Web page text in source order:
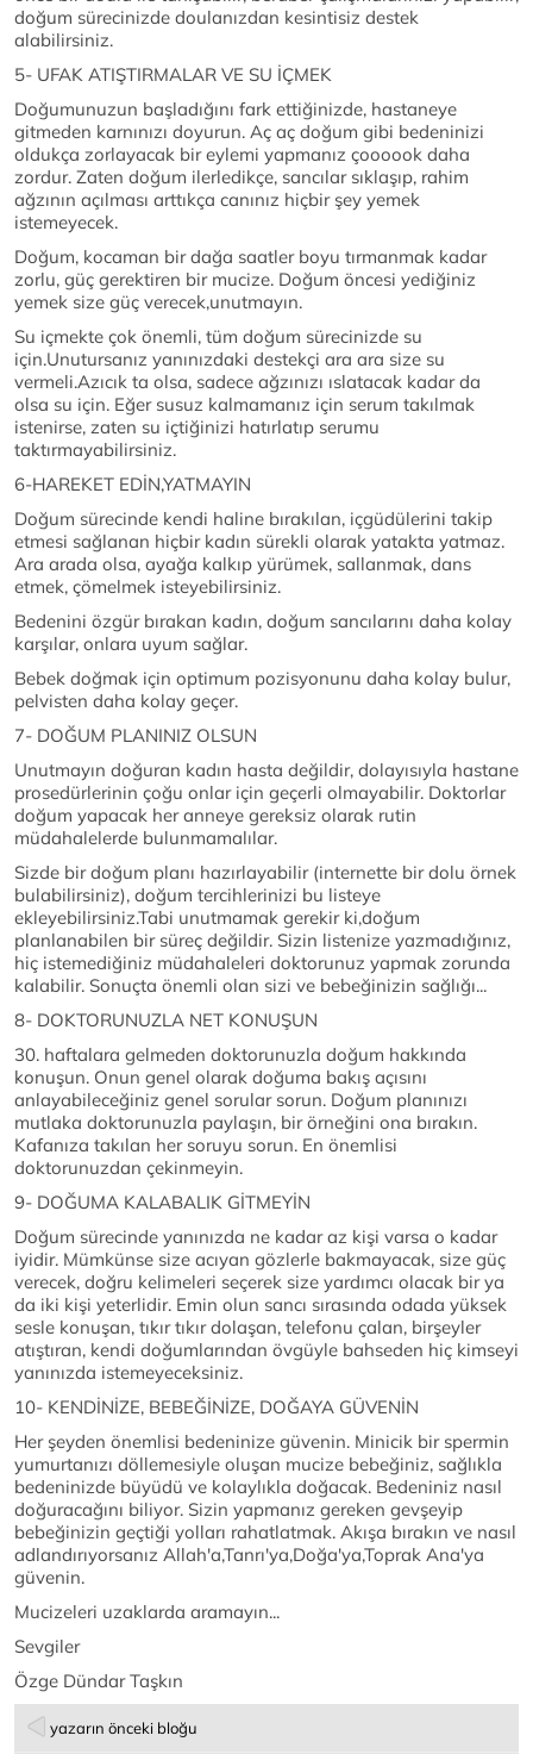
doğum sürecinizde doulanızdan kesintisiz destek
alabilirsiniz.
5- UFAK ATIŞTIRMALAR VE SU İÇMEK
Doğumunuzun başladığını fark ettiğinizde, hastaneye
gitmeden karnınızı doyurun. Aç aç doğum gibi bedeninizi
oldukça zorlayacak bir eylemi yapmanız çoooook daha
zordur. Zaten doğum ilerledikçe, sancılar sıklaşıp, rahim
ağzının açılması arttıkça canınız hiçbir şey yemek
istemeyecek.
Doğum, kocaman bir dağa saatler boyu tırmanmak kadar
zorlu, güç gerektiren bir mucize. Doğum öncesi yediğiniz
yemek size güç verecek,unutmayın.
Su içmekte çok önemli, tüm doğum sürecinizde su
için.Unutursanız yanınızdaki destekçi ara ara size su
vermeli.Azıcık ta olsa, sadece ağzınızı ıslatacak kadar da
olsa su için. Eğer susuz kalmamanız için serum takılmak
istenirse, zaten su içtiğinizi hatırlatıp serumu
taktırmayabilirsiniz.
6-HAREKET EDİN,YATMAYIN
Doğum sürecinde kendi haline bırakılan, içgüdülerini takip
etmesi sağlanan hiçbir kadın sürekli olarak yatakta yatmaz.
Ara arada olsa, ayağa kalkıp yürümek, sallanmak, dans
etmek, çömelmek isteyebilirsiniz.
Bedenini özgür bırakan kadın, doğum sancılarını daha kolay
karşılar, onlara uyum sağlar.
Bebek doğmak için optimum pozisyonunu daha kolay bulur,
pelvisten daha kolay geçer.
7- DOĞUM PLANINIZ OLSUN
Unutmayın doğuran kadın hasta değildir, dolayısıyla hastane
prosedürlerinin çoğu onlar için geçerli olmayabilir. Doktorlar
doğum yapacak her anneye gereksiz olarak rutin
müdahalelerde bulunmamalılar.
Sizde bir doğum planı hazırlayabilir (internette bir dolu örnek
bulabilirsiniz), doğum tercihlerinizi bu listeye
ekleyebilirsiniz.Tabi unutmamak gerekir ki,doğum
planlanabilen bir süreç değildir. Sizin listenize yazmadığınız,
hiç istemediğiniz müdahaleleri doktorunuz yapmak zorunda
kalabilir. Sonuçta önemli olan sizi ve bebeğinizin sağlığı...
8- DOKTORUNUZLA NET KONUŞUN
30. haftalara gelmeden doktorunuzla doğum hakkında
konuşun. Onun genel olarak doğuma bakış açısını
anlayabileceğiniz genel sorular sorun. Doğum planınızı
mutlaka doktorunuzla paylaşın, bir örneğini ona bırakın.
Kafanıza takılan her soruyu sorun. En önemlisi
doktorunuzdan çekinmeyin.
9- DOĞUMA KALABALIK GİTMEYİN
Doğum sürecinde yanınızda ne kadar az kişi varsa o kadar
iyidir. Mümkünse size acıyan gözlerle bakmayacak, size güç
verecek, doğru kelimeleri seçerek size yardımcı olacak bir ya
da iki kişi yeterlidir. Emin olun sancı sırasında odada yüksek
sesle konuşan, tıkır tıkır dolaşan, telefonu çalan, birşeyler
atıştıran, kendi doğumlarından övgüyle bahseden hiç kimseyi
yanınızda istemeyeceksiniz.
10- KENDİNİZE, BEBEĞİNİZE, DOĞAYA GÜVENİN
Her şeyden önemlisi bedeninize güvenin. Minicik bir spermin
yumurtanızı döllemesiyle oluşan mucize bebeğiniz, sağlıkla
bedeninizde büyüdü ve kolaylıkla doğacak. Bedeniniz nasıl
doğuracağını biliyor. Sizin yapmanız gereken gevşeyip
bebeğinizin geçtiği yolları rahatlatmak. Akışa bırakın ve nasıl
adlandırıyorsanız Allah'a,Tanrı'ya,Doğa'ya,Toprak Ana'ya
güvenin.
Mucizeleri uzaklarda aramayın...
Sevgiler
Özge Dündar Taşkın
yazarın önceki bloğu